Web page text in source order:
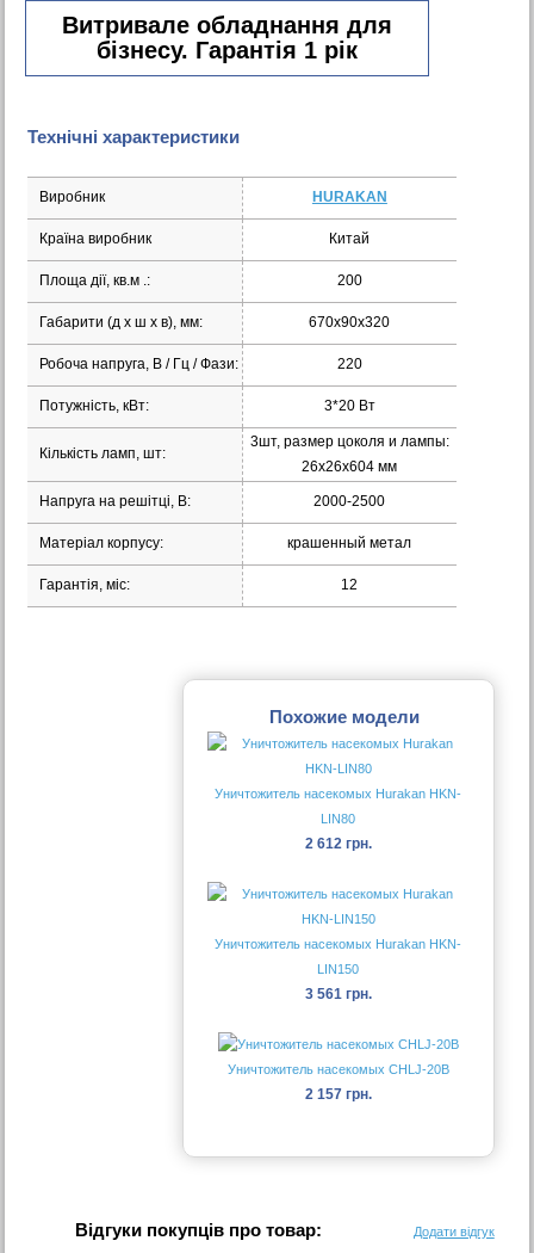
Витривале обладнання для
бізнесу. Гарантія 1 рік
Технічні характеристики
Виробник HURAKAN
Країна виробник Китай
Площа дії, кв.м .: 200
Габарити (д х ш х в), мм: 670х90х320
Робоча напруга, В / Гц / Фази: 220
Потужність, кВт: 3*20 Вт
Кількість ламп, шт:
3шт, размер цоколя и лампы:
26х26х604 мм
Напруга на решітці, В: 2000-2500
Матеріал корпусу: крашенный метал
Гарантія, міс: 12
Похожие модели
Уничтожитель насекомых Hurakan HKN-
LIN80
2 612 грн.
Уничтожитель насекомых Hurakan HKN-
LIN150
3 561 грн.
Уничтожитель насекомых CHLJ-20B
2 157 грн.
Відгуки покупців про товар: Додати відгук